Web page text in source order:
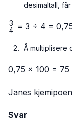
desimaltall, får
\frac{3}
4
3 = 3 ÷ 4 =
Å multiplisere
0,75 × 100 = 75
Janes
Svar